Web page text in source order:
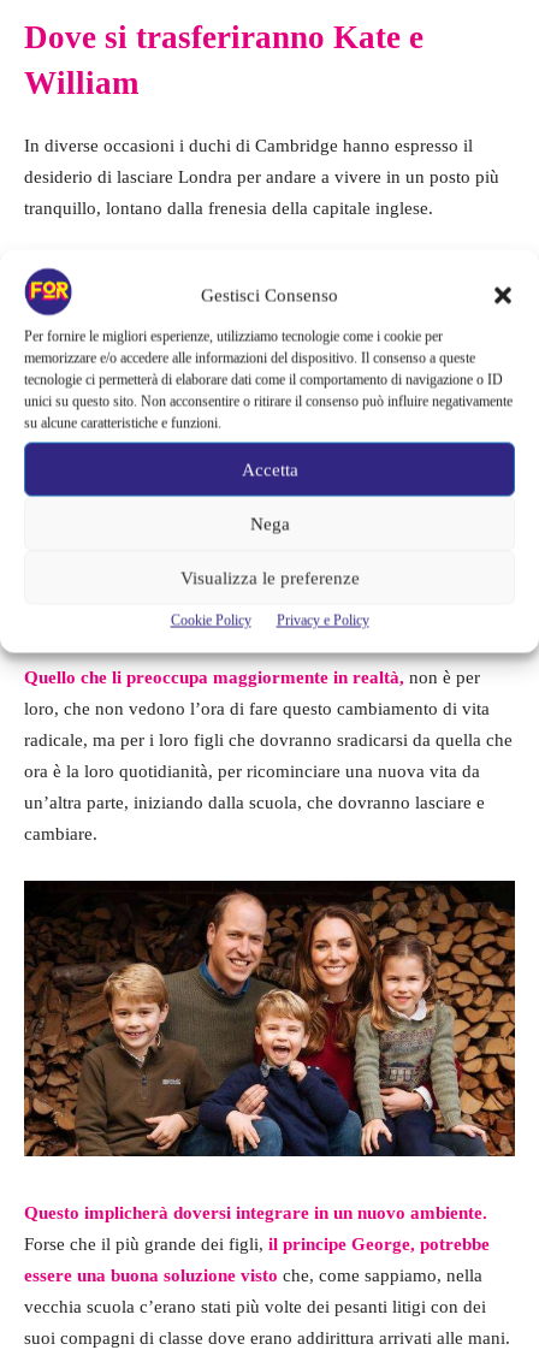
Gestisci Consenso
Per fornire le migliori esperienze, utilizziamo tecnologie come i cookie per
memorizzare e/o accedere alle informazioni del dispositivo. Il consenso a queste
tecnologie ci permetterà di elaborare dati come il comportamento di navigazione o ID
unici su questo sito. Non acconsentire o ritirare il consenso può influire negativamente
su alcune caratteristiche e funzioni.
Accetta
Nega
Visualizza le preferenze
Cookie Policy Privacy e Policy
Dove si trasferiranno Kate e
William
In diverse occasioni i duchi di Cambridge hanno espresso il
desiderio di lasciare Londra per andare a vivere in un posto più
tranquillo, lontano dalla frenesia della capitale inglese.
Così la loro scelta è ricaduta su Adelaide Cottage, la residenza
non si trova lontana dalla regina, ma sicuramente è
un luogo più
appartato e tranquillo che gli permetterà di vivere la loro
quotidianità con altri ritmi, come per esempio fare delle
passeggiate in serenità nei dintorni.
dependance del castello di Windsor, avrà quattro camere
dovranno rinunciare alla comodità dei domestici, inoltre per
per non spendere ulteriori soldi e gravare
sulle tasche dei contribuenti.
Quello che li preoccupa maggiormente in realtà, non è per
loro, che non vedono l’ora di fare questo cambiamento di vita
radicale, ma per i loro figli che dovranno sradicarsi da quella che
ora è la loro quotidianità, per ricominciare una nuova vita da
un’altra parte, iniziando dalla scuola, che dovranno lasciare e
cambiare.
Questo implicherà doversi integrare in un nuovo ambiente.
Forse che il più grande dei figli, il principe George, potrebbe
essere una buona soluzione visto che, come sappiamo, nella
vecchia scuola c’erano stati più volte dei pesanti litigi con dei
suoi compagni di classe dove erano addirittura arrivati alle mani.